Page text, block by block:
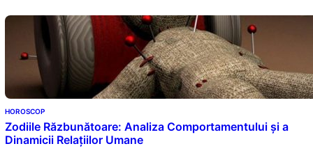
HOROSCOP
Zodiile Răzbunătoare: Analiza Comportamentului și a
Dinamicii Relațiilor Umane